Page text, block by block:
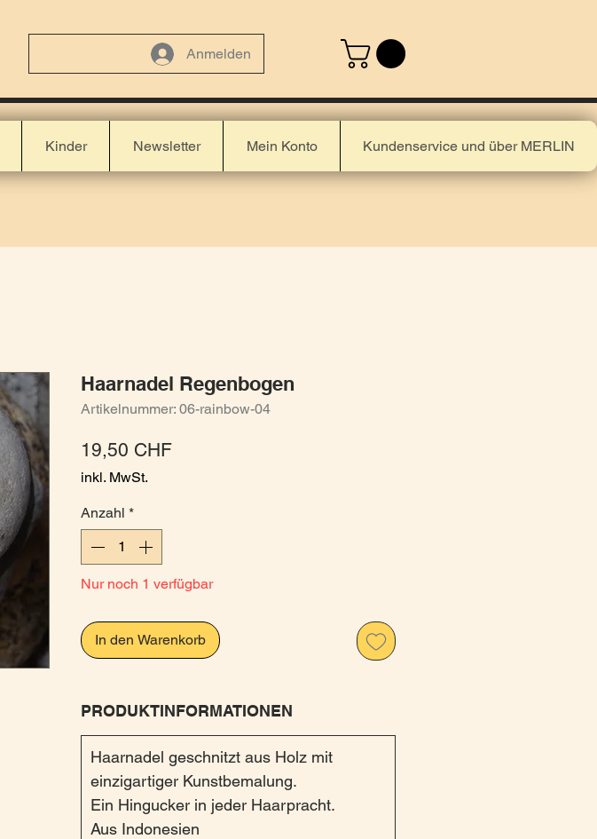
Anmelden
Kinder Newsletter Mein Konto Kundenservice und über MERLIN
Haarnadel Regenbogen
Artikelnummer: 06-rainbow-04
19,50 CHFPreis
inkl. MwSt.
Anzahl *
Nur noch 1 verfügbar
In den Warenkorb
PRODUKTINFORMATIONEN
Haarnadel geschnitzt aus Holz mit
einzigartiger Kunstbemalung.
Ein Hingucker in jeder Haarpracht.
Aus Indonesien